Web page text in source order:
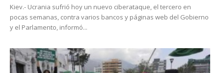
Kiev.- Ucrania sufrió hoy un nuevo ciberataque, el tercero en
pocas semanas, contra varios bancos y páginas web del Gobierno
y el Parlamento, informó...